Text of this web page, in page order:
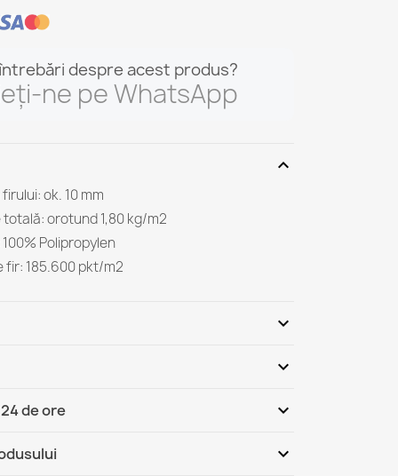
despre acest produs?
ne pe WhatsApp
expand_more
ok. 10 mm
orotund 1,80 kg/m2
Polipropylen
fir: 185.600 pkt/m2
expand_more
expand_more
de ore expand_more
- Ramburs (COD) expand_more